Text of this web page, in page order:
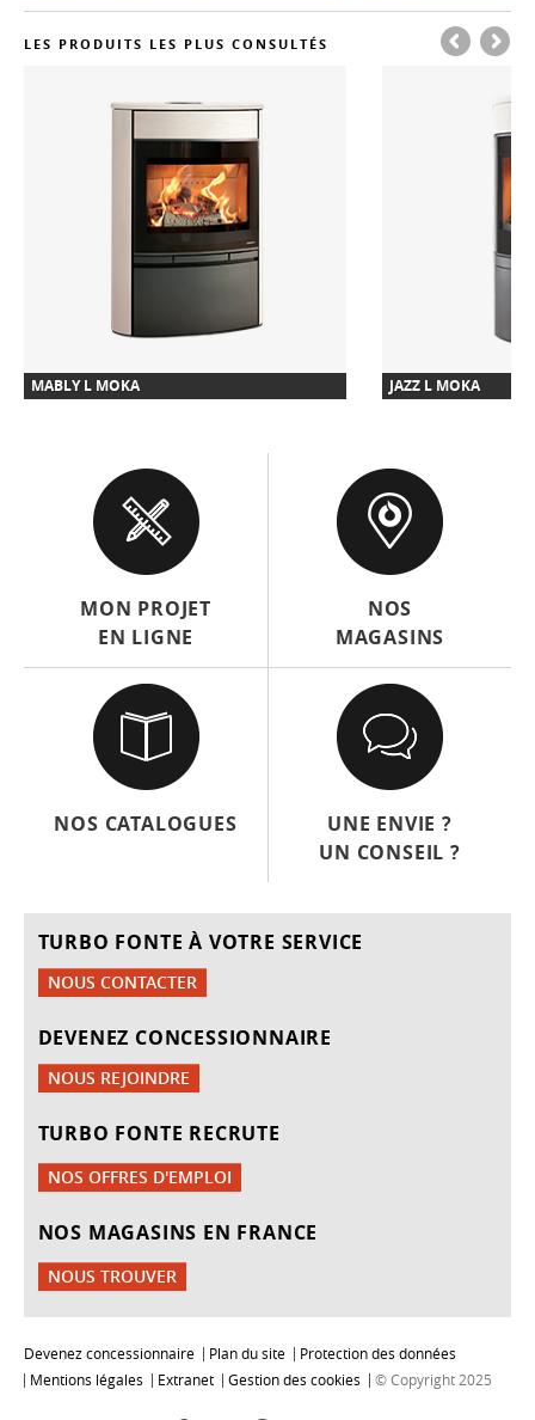
LES PRODUITS LES PLUS CONSULTÉS
MABLY L MOKA JAZZ L MOKA
MON PROJET
EN LIGNE
NOS
MAGASINS
NOS CATALOGUES
UNE ENVIE ?
UN CONSEIL ?
TURBO FONTE À VOTRE SERVICE
NOUS CONTACTER
DEVENEZ CONCESSIONNAIRE
NOUS REJOINDRE
TURBO FONTE RECRUTE
NOS OFFRES D'EMPLOI
NOS MAGASINS EN FRANCE
NOUS TROUVER
Devenez concessionnaire Plan du site
Protection des données
Mentions légales
Extranet Gestion des cookies © Copyright 2025